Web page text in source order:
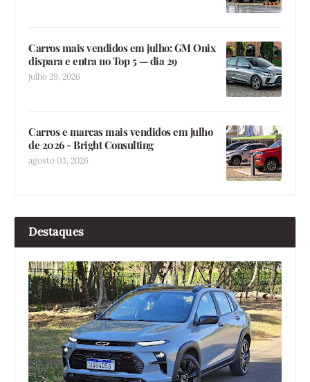
Carros mais vendidos em julho: GM Onix
dispara e entra no Top 5 — dia 29
julho 29, 2026
Carros e marcas mais vendidos em julho
de 2026 - Bright Consulting
agosto 03, 2026
Destaques